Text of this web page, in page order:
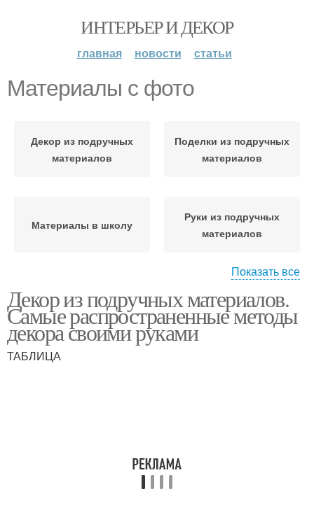
ИНТЕРЬЕР И ДЕКОР
главная новости статьи
Материалы с фото
Декор из подручных
материалов
Поделки из подручных
материалов
Материалы в школу
Руки из подручных
материалов
подручных материалов
Показать все
Декор из подручных материалов.
Самые распространенные методы
декора своими руками
ТАБЛИЦА